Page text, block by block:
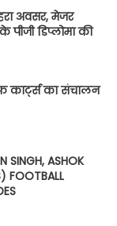
अवसर, मेजर
पीजी डिप्लोमा की
कार्ट्स का संचालन
SINGH, ASHOK
FOOTBALL